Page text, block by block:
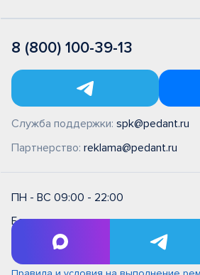
8 (800) 100-39-13
Служба поддержки: spk@pedant.ru
Партнерство: reklama@pedant.ru
ПН - ВС 09:00 - 22:00
Без выходных
Оплата банковской картой